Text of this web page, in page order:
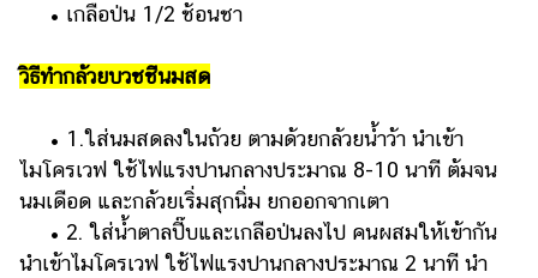
• เกลือป่น 1/2 ช้อนชา
วิธีทำกล้วยบวชชีนมสด
• 1.ใส่นมสดลงในถ้วย ตามด้วยกล้วยน้ำว้า นำเข้า
ไมโครเวฟ ใช้ไฟแรงปานกลางประมาณ 8-10 นาที ต้มจน
นมเดือด และกล้วยเริ่มสุกนิ่ม ยกออกจากเตา
• 2. ใส่น้ำตาลปี๊บและเกลือป่นลงไป คนผสมให้เข้ากัน
นำเข้าไมโครเวฟ ใช้ไฟแรงปานกลางประมาณ 2 นาที นำ